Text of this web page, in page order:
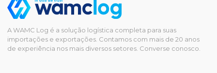
A WAMC Log é a solução logística completa para suas
importações e exportações. Contamos com mais de 20 anos
de experiência nos mais diversos setores. Converse conosco.